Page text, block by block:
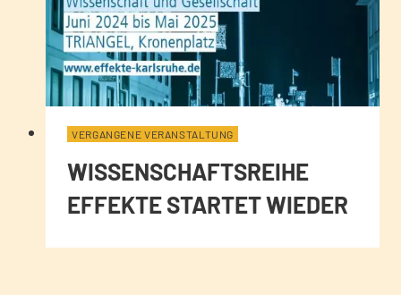
VERGANGENE VERANSTALTUNG
WISSENSCHAFTSREIHE
EFFEKTE STARTET WIEDER